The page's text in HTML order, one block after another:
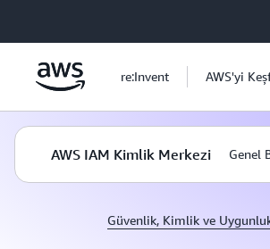
re:Invent AWS'yi
AWS IAM Kimlik Merkezi Genel
Güvenlik, Kimlik ve